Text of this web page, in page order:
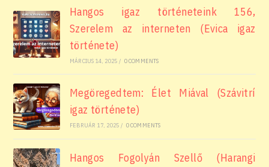
Hangos igaz történeteink 156,
Szerelem az interneten (Evica igaz
története)
MÁRCIUS 14, 2025 / 0 COMMENTS
Megöregedtem: Élet Miával (Szávitrí
igaz története)
FEBRUÁR 17, 2025 / 0 COMMENTS
Hangos Fogolyán Szellő (Harangi